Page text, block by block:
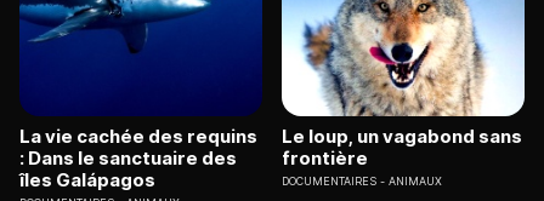
La vie cachée des requins
: Dans le sanctuaire des
îles Galápagos
Le loup, un vagabond sans
frontière
DOCUMENTAIRES ANIMAUX